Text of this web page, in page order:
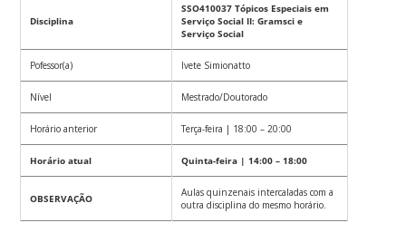
Disciplina
SSO410037 Tópicos Especiais em
Serviço Social II: Gramsci e
Serviço Social
Pofessor(a) Ivete Simionatto
Nível Mestrado/Doutorado
Horário anterior Terça-feira | 18:00 – 20:00
Horário atual Quinta-feira | 14:00 – 18:00
OBSERVAÇÃO
Aulas quinzenais intercaladas com a
outra disciplina do mesmo horário.